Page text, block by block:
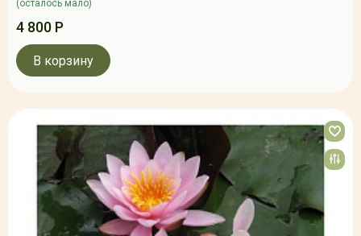
(осталось мало)
4 800 Р
В корзину